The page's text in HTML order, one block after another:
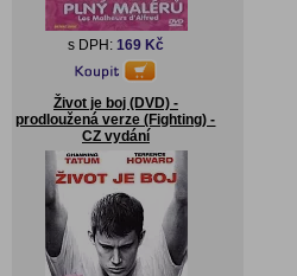
s DPH: 169 Kč
Život je boj (DVD) -
prodloužená verze (Fighting) -
CZ vydání